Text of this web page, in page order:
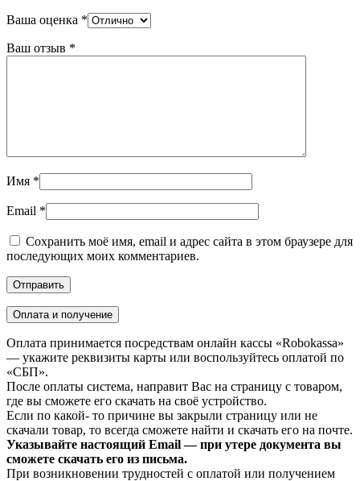
Ваша оценка *
Ваш отзыв *
Имя *
Email *
Сохранить моё имя, email и адрес сайта в этом браузере для
последующих моих комментариев.
Оплата и получение
Оплата принимается посредствам онлайн кассы «Robokassa»
— укажите реквизиты карты или воспользуйтесь оплатой по
«СБП».
После оплаты система, направит Вас на страницу с товаром,
где вы сможете его скачать на своё устройство.
Если по какой- то причине вы закрыли страницу или не
скачали товар, то всегда сможете найти и скачать его на почте.
Указывайте настоящий Email — при утере документа вы
сможете скачать его из письма.
При возникновении трудностей с оплатой или получением